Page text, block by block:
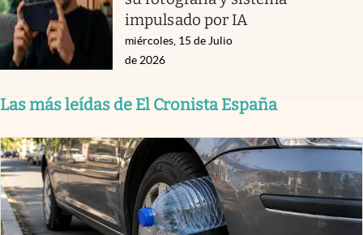
impulsado por IA
miércoles, 15 de Julio
de 2026
Las más leídas de El Cronista España